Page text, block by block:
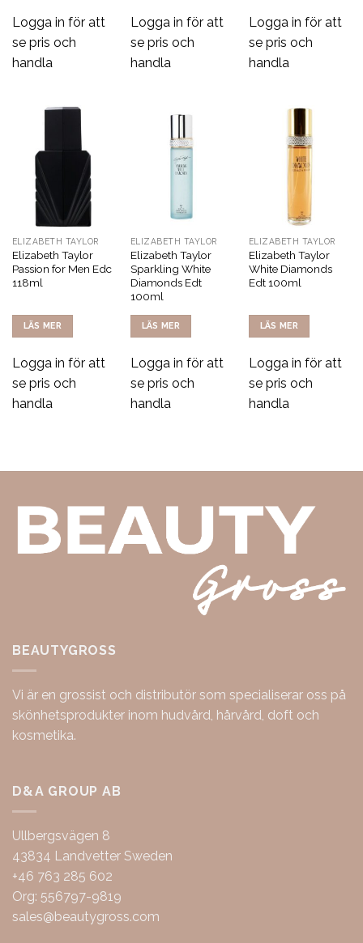
Logga in för att
se pris och
handla
Logga in för att
se pris och
handla
Logga in för att
se pris och
handla
ELIZABETH TAYLOR
Elizabeth Taylor
Passion for Men Edc
118ml
LÄS MER
Logga in för att
se pris och
handla
ELIZABETH TAYLOR
Elizabeth Taylor
Sparkling White
Diamonds Edt
100ml
LÄS MER
Logga in för att
se pris och
handla
ELIZABETH TAYLOR
Elizabeth Taylor
White Diamonds
Edt 100ml
LÄS MER
Logga in för att
se pris och
handla
BEAUTYGROSS
Vi är en grossist och distributör som specialiserar oss på
skönhetsprodukter inom hudvård, hårvård, doft och
kosmetika.
D&A GROUP AB
Ullbergsvägen 8
43834 Landvetter Sweden
+46 763 285 602
Org: 556797-9819
sales@beautygross.com